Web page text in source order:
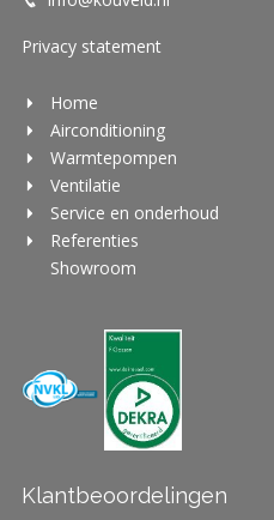
Privacy statement
Home
Airconditioning
Warmtepompen
Ventilatie
Service en onderhoud
Referenties
Showroom
Klantbeoordelingen